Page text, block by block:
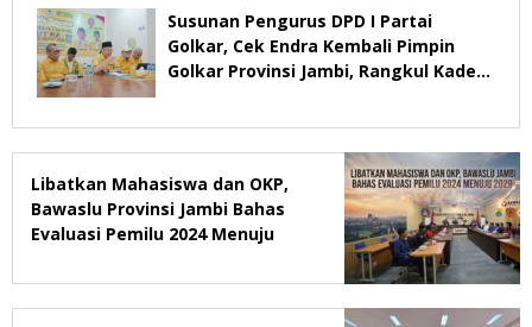
Susunan Pengurus DPD I Partai
Golkar, Cek Endra Kembali Pimpin
Golkar Provinsi Jambi, Rangkul Kader
Libatkan Mahasiswa dan OKP,
Bawaslu Provinsi Jambi Bahas
Evaluasi Pemilu 2024 Menuju